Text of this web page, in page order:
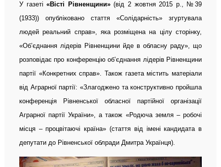
У газеті«Вісті Рівненщини»(від 2 жовтня 2015 р., №39
(1933)) опубліковано стаття «Солідарність» згуртувала
людей реальний справ», яка розміщена на цілу сторінку,
«Об’єднання лідерів Рівненщини йде в обласну раду», що
розповідає про конференцію об’єднання лідерів Рівненщини
партії «Конкретних справ». Також газета містить матеріали
від Аграрної партії: «Злагоджено та конструктивно пройшла
конференція Рівненської обласної партійної організації
Аграрної партії України», а також «Родюча земля – робочі
місця – процвітаючі країна» (стаття від імені кандидата в
депутати до Рівненської облради Дмитра Українця).